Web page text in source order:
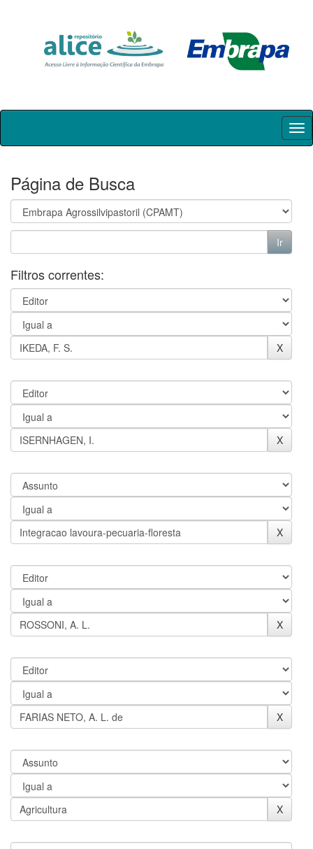
Skip
Página de Busca
Filtros correntes: